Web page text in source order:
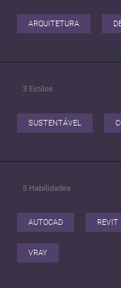
ARQUITETURA
3 Estilos
SUSTENTÁVEL
5 Habilidades
AUTOCAD REVIT
VRAY